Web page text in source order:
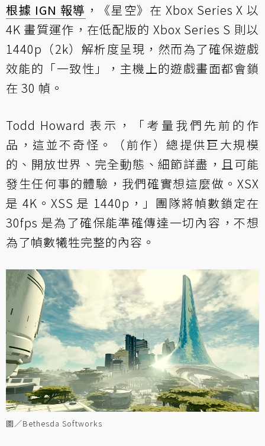
根據 IGN 報導 ，《星空》在 Xbox Series X 以
4K 畫質運作，在低配版的 Xbox Series S 則以
1440p（2k）解析度呈現，然而為了確保遊戲
效能的「一致性」，主機上的遊戲畫面都會鎖
在 30 幀。
Todd Howard 表示，「考量我們先前的作
品，這並不奇怪。（前作）總提供巨大規模
的、開放世界、完全動態、細節詳盡，且可能
發生任何事的體驗，我們確實想這麼做。XSX
是 4K。XSS 是 1440p，」團隊將幀數鎖定在
30fps 是為了確保能準確傳達一切內容，不想
為了幀數犧牲完整的內容。
圖／Bethesda Softworks